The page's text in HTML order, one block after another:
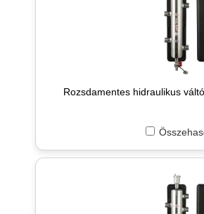
Rozsdamentes hidraulikus